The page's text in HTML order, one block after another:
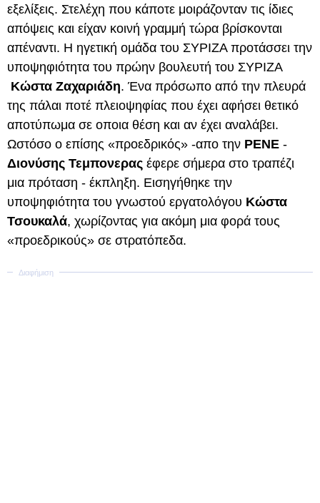
εξελίξεις. Στελέχη που κάποτε μοιράζονταν τις ίδιες
απόψεις και είχαν κοινή γραμμή τώρα βρίσκονται
απέναντι. Η ηγετική ομάδα του ΣΥΡΙΖΑ προτάσσει την
υποψηφιότητα του πρώην βουλευτή του ΣΥΡΙΖΑ
Κώστα Ζαχαριάδη. Ένα πρόσωπο από την πλευρά
της πάλαι ποτέ πλειοψηφίας που έχει αφήσει θετικό
αποτύπωμα σε οποια θέση και αν έχει αναλάβει.
Ωστόσο ο επίσης «προεδρικός» -απο την ΡΕΝΕ -
Διονύσης Τεμπονερας έφερε σήμερα στο τραπέζι
μια πρόταση - έκπληξη. Εισηγήθηκε την
υποψηφιότητα του γνωστού εργατολόγου Κώστα
Τσουκαλά, χωρίζοντας για ακόμη μια φορά τους
«προεδρικούς» σε στρατόπεδα.